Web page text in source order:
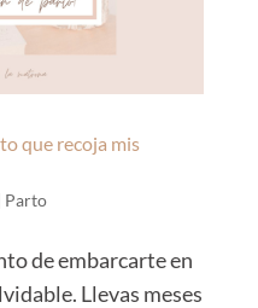
que recoja mis
Parto
de embarcarte en
Llevas meses